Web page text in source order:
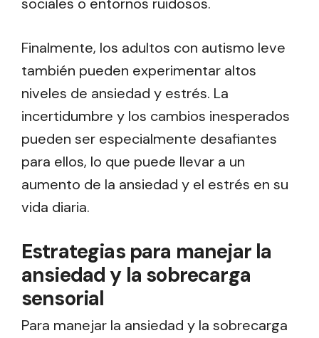
Finalmente, los adultos con autismo leve
también pueden experimentar altos
niveles de ansiedad y estrés. La
incertidumbre y los cambios inesperados
pueden ser especialmente desafiantes
para ellos, lo que puede llevar a un
aumento de la ansiedad y el estrés en su
vida diaria.
Estrategias para manejar la
ansiedad y la sobrecarga
sensorial
Para manejar la ansiedad y la sobrecarga